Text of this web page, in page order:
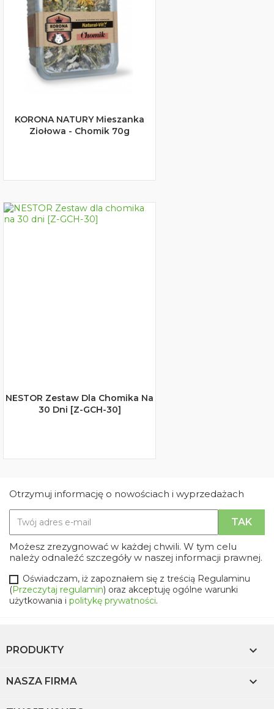
KORONA NATURY Mieszanka
Ziołowa - Chomik 70g
NESTOR Zestaw Dla Chomika Na
30 Dni [Z-GCH-30]
Otrzymuj informację o nowościach i wyprzedażach
Możesz zrezygnować w każdej chwili. W tym celu
należy odnaleźć szczegóły w naszej informacji prawnej.
Oświadczam, iż zapoznałem się z treścią Regulaminu
(Przeczytaj regulamin) oraz akceptuję ogólne warunki
użytkowania i politykę prywatności.
PRODUKTY 
NASZA FIRMA 